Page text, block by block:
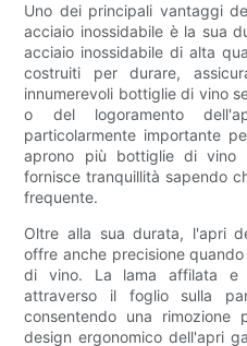
Uno dei principali vantaggi
acciaio inossidabile è la sua
acciaio inossidabile di alta
costruiti per durare,
innumerevoli bottiglie di vino
o del logoramento
particolarmente importante
aprono più bottiglie di vino
fornisce tranquillità sapendo
frequente.
Oltre alla sua durata, l'apri
offre anche precisione
di vino. La lama affilata e
attraverso il foglio sulla
consentendo una
design ergonomico dell'apri